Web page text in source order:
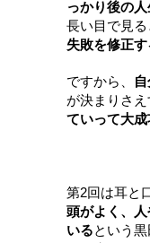
っかり後の
長い目で見る
失敗を修正す
ですから、
が決まりさ
ていって大
第2回は耳と
頭がよく、
いるという